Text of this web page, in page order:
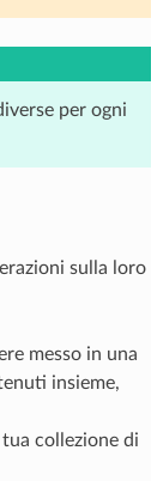
per ogni
sulla loro
messo in una
insieme,
collezione di